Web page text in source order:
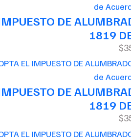
de
DE
1819
de
DE
1819